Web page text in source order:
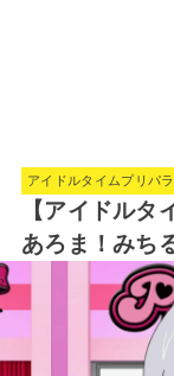
アイドルタイムプリパラ
【アイドルタ
あろま！みち